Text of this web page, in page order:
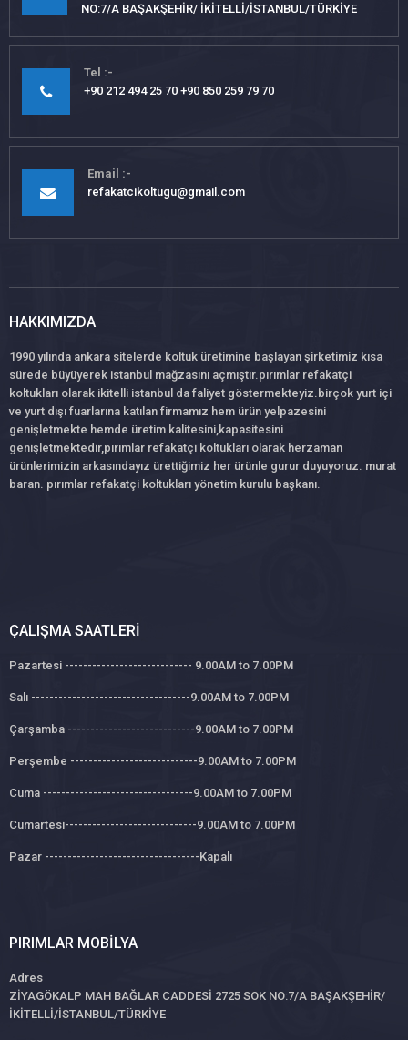
NO:7/A BAŞAKŞEHİR/ İKİTELLİ/İSTANBUL/TÜRKİYE
Tel
+90 212 494 25 70 +90 850 259 79 70
Email
refakatcikoltugu@gmail.com
HAKKIMIZDA
1990 yılında ankara sitelerde koltuk üretimine başlayan şirketimiz kısa
sürede büyüyerek istanbul mağzasını açmıştır.pırımlar refakatçi
koltukları olarak ikitelli istanbul da faliyet göstermekteyiz.birçok yurt içi
ve yurt dışı fuarlarına katılan firmamız hem ürün yelpazesini
genişletmekte hemde üretim kalitesini,kapasitesini
genişletmektedir,pırımlar refakatçi koltukları olarak herzaman
ürünlerimizin arkasındayız ürettiğimiz her ürünle gurur duyuyoruz. murat
baran. pırımlar refakatçi koltukları yönetim kurulu başkanı.
ÇALIŞMA SAATLERI
Pazartesi ---------------------------- 9.00AM to 7.00PM
Salı -----------------------------------9.00AM to 7.00PM
Çarşamba ----------------------------9.00AM to 7.00PM
Perşembe ----------------------------9.00AM to 7.00PM
Cuma ---------------------------------9.00AM to 7.00PM
Cumartesi-----------------------------9.00AM to 7.00PM
Pazar ----------------------------------Kapalı
PIRIMLAR MOBILYA
Adres
ZİYAGÖKALP MAH BAĞLAR CADDESİ 2725 SOK NO:7/A BAŞAKŞEHİR/
İKİTELLİ/İSTANBUL/TÜRKİYE